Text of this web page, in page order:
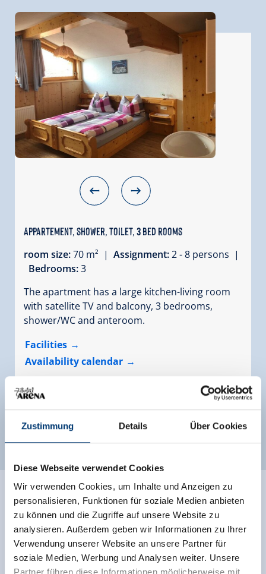
Zustimmung Details Über Cookies
Diese Webseite verwendet Cookies
Wir verwenden Cookies, um Inhalte und Anzeigen zu
personalisieren, Funktionen für soziale Medien anbieten
zu können und die Zugriffe auf unsere Website zu
analysieren. Außerdem geben wir Informationen zu Ihrer
Verwendung unserer Website an unsere Partner für
soziale Medien, Werbung und Analysen weiter. Unsere
Appartement, shower, toilet, 3 bed rooms
room size:70 m² | Assignment:2 - 8 persons |
Bedrooms:3
The apartment has a large kitchen-living room
with satellite TV and balcony, 3 bedrooms,
shower/WC and anteroom.
Facilities
Availability calendar
more rooms and apartments